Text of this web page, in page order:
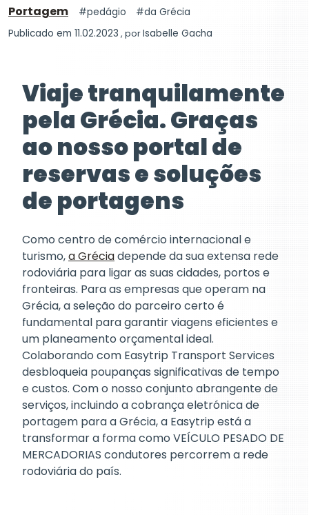
Portagem pedágio
da Grécia
Publicado em 11.02.2023 , porIsabelle Gacha
Viaje tranquilamente
pela Grécia. Graças
ao nosso portal de
reservas e soluções
de portagens
Como centro de comércio internacional e
turismo,a Gréciadepende da sua extensa rede
rodoviária para ligar as suas cidades, portos e
fronteiras. Para as empresas que operam na
Grécia, a seleção do parceiro certo é
fundamental para garantir viagens eficientes e
um planeamento orçamental ideal.
Colaborando com Easytrip Transport Services
desbloqueia poupanças significativas de tempo
e custos. Com o nosso conjunto abrangente de
serviços, incluindo a cobrança eletrónica de
portagem para a Grécia, a Easytrip está a
transformar a forma como VEÍCULO PESADO DE
MERCADORIAS condutores percorrem a rede
rodoviária do país.